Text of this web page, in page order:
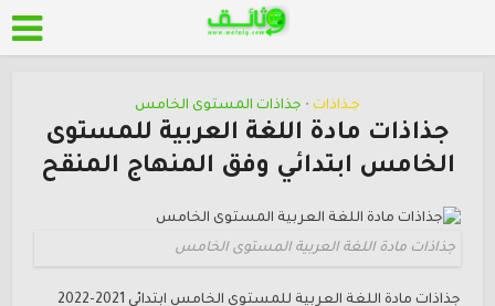
جـذاذات • جذاذات المستوى الخامس
جذاذات مادة اللغة العربية للمستوى
الخامس ابتدائي وفق المنهاج المنقح
جذاذات مادة اللغة العربية المستوى الخامس
جذاذات مادة اللغة العربية للمستوى الخامس ابتدائي 2021-2022